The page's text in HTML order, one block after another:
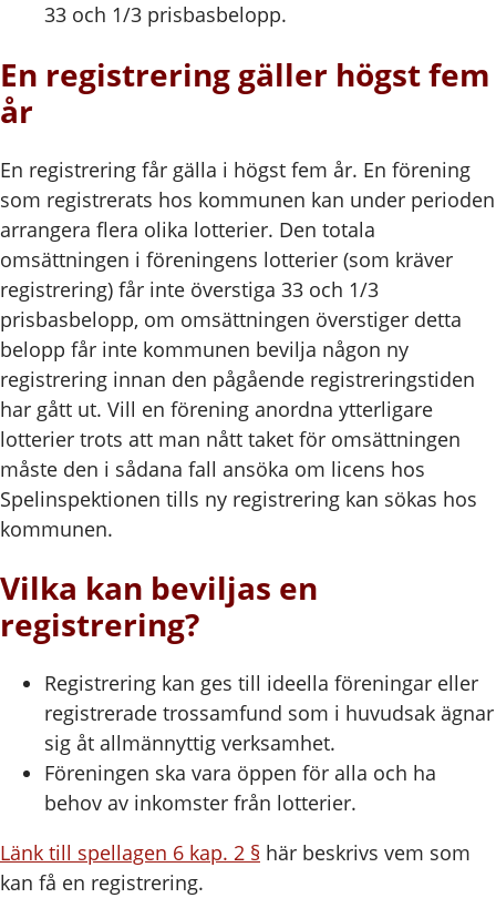
33 och 1/3 prisbasbelopp.
En registrering gäller högst fem
år
En registrering får gälla i högst fem år. En förening
som registrerats hos kommunen kan under perioden
arrangera flera olika lotterier. Den totala
omsättningen i föreningens lotterier (som kräver
registrering) får inte överstiga 33 och 1/3
prisbasbelopp, om omsättningen överstiger detta
belopp får inte kommunen bevilja någon ny
registrering innan den pågående registreringstiden
har gått ut. Vill en förening anordna ytterligare
lotterier trots att man nått taket för omsättningen
måste den i sådana fall ansöka om licens hos
Spelinspektionen tills ny registrering kan sökas hos
kommunen.
Vilka kan beviljas en
registrering?
Registrering kan ges till ideella föreningar eller
registrerade trossamfund som i huvudsak ägnar
sig åt allmännyttig verksamhet.
Föreningen ska vara öppen för alla och ha
behov av inkomster från lotterier.
Länk till spellagen 6 kap. 2 § här beskrivs vem som
kan få en registrering.